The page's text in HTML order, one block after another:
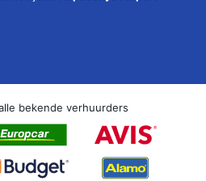
bekende verhuurders